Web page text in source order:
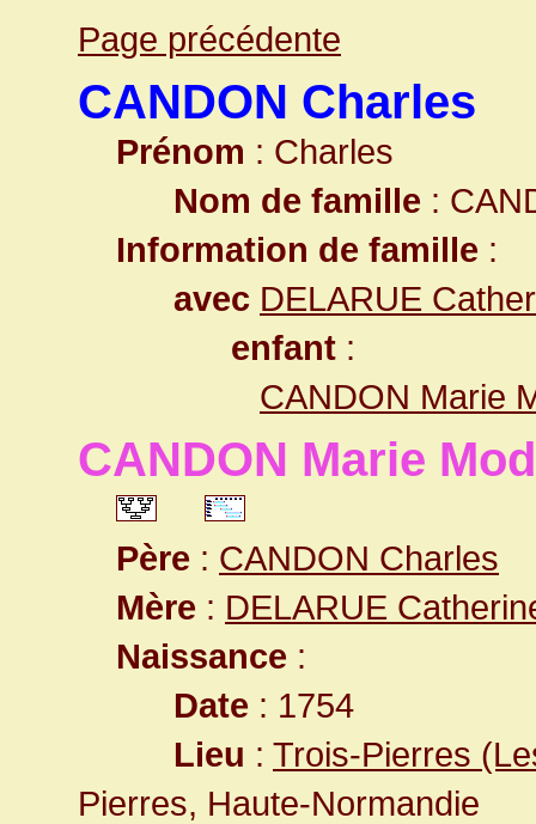
Page précédente
CANDON Charles
Prénom : Charles
Nom de famille :
Information de famille :
avec DELARUE
enfant :
CANDON Marie
CANDON Marie
Père : CANDON Charles
Mère : DELARUE
Naissance :
Date : 1754
Lieu : Trois-Pierres
Pierres, Haute-Normandie